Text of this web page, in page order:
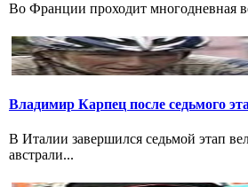
Во Франции проходит многодневная
Владимир Карпец после седьмого
В Италии завершился седьмой этап
австрали...